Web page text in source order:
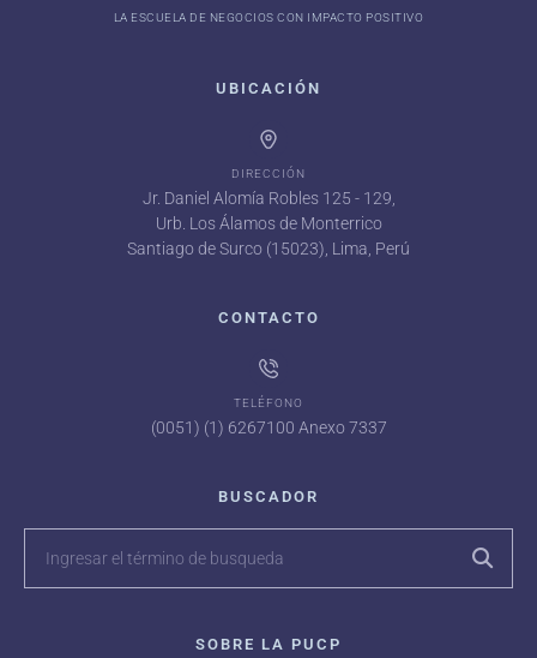
LA ESCUELA DE NEGOCIOS CON IMPACTO POSITIVO
UBICACIÓN
DIRECCIÓN
Jr. Daniel Alomía Robles 125 - 129,
Urb. Los Álamos de Monterrico
Santiago de Surco (15023), Lima, Perú
CONTACTO
TELÉFONO
(0051) (1) 6267100 Anexo 7337
BUSCADOR
SOBRE LA PUCP